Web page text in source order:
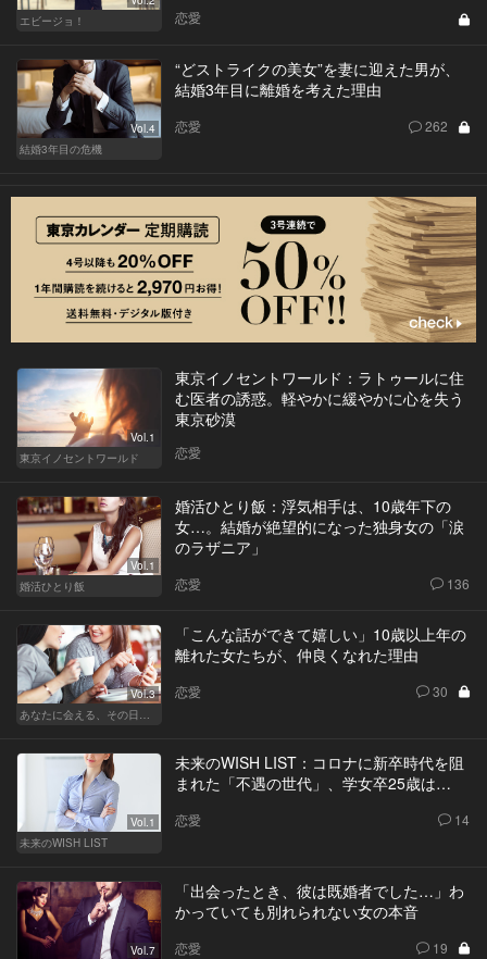
エビージョ！
恋愛
Vol.4
結婚3年目の危機
“どストライクの美女”を妻に迎えた男が、
結婚3年目に離婚を考えた理由
恋愛 262
Vol.1
東京イノセントワールド
東京イノセントワールド：ラトゥールに住
む医者の誘惑。軽やかに緩やかに心を失う
東京砂漠
恋愛
Vol.1
婚活ひとり飯
婚活ひとり飯：浮気相手は、10歳年下の
女…。結婚が絶望的になった独身女の「涙
のラザニア」
恋愛 136
Vol.3
あなたに会える、その日まで
「こんな話ができて嬉しい」10歳以上年の
離れた女たちが、仲良くなれた理由
恋愛 30
Vol.1
未来のWISH LIST
未来のWISH LIST：コロナに新卒時代を阻
まれた「不遇の世代」、学女卒25歳は…
恋愛 14
Vol.7
「出会ったとき、彼は既婚者でした…」わ
かっていても別れられない女の本音
恋愛 19